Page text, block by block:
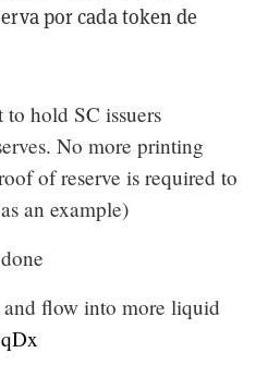
por cada token de
hold SC issuers
No more printing
of reserve is required to
an example)
flow into more liquid